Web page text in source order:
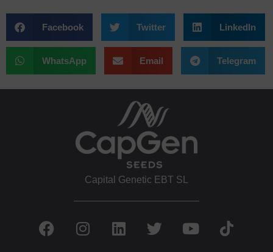
Facebook Twitter LinkedIn
WhatsApp Email Telegram
Capital Genetic EBT SL